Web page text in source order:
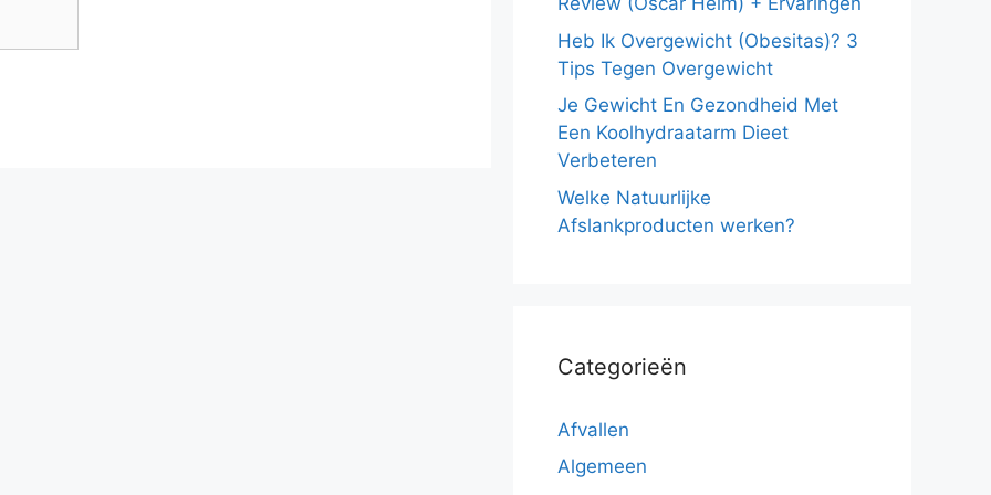
Heb Ik Overgewicht (Obesitas)? 3
Tips Tegen Overgewicht
Je Gewicht En Gezondheid Met
Een Koolhydraatarm Dieet
Verbeteren
Welke Natuurlijke
Afslankproducten werken?
Categorieën
Afvallen
Algemeen